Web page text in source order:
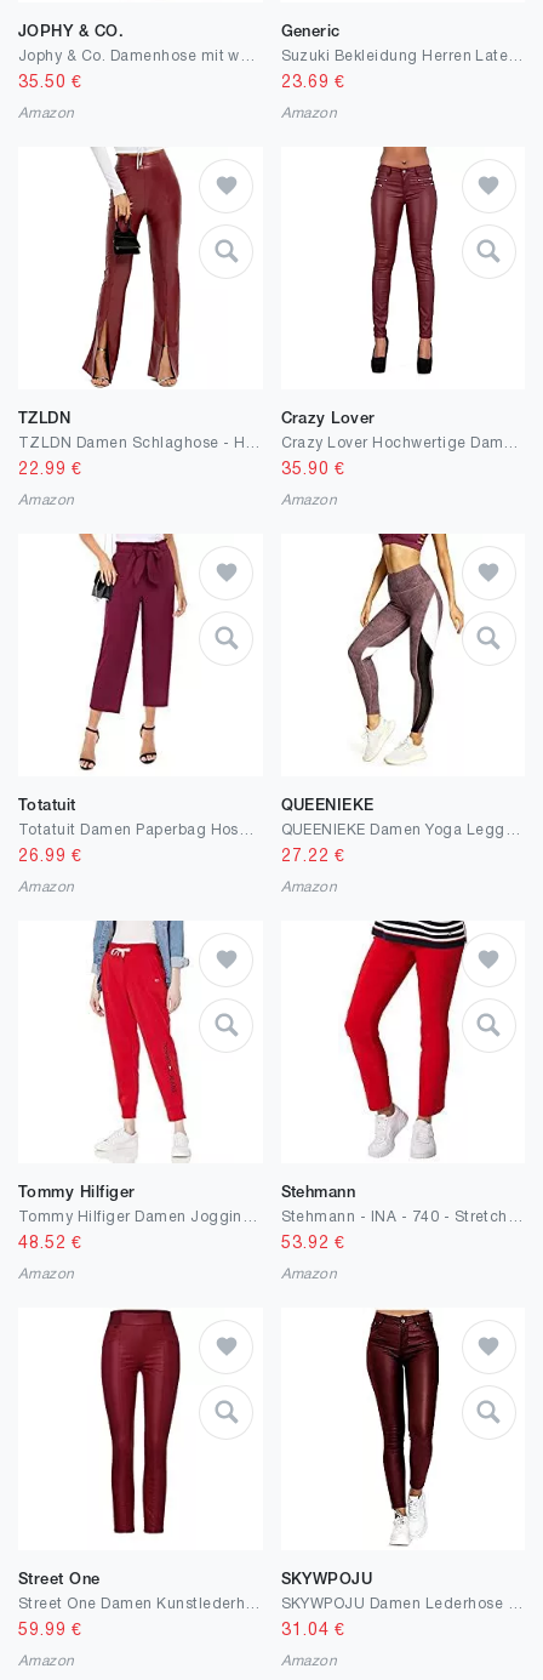
JOPHY & CO.
35.50 €
Amazon
Generic
23.69 €
Amazon
TZLDN
22.99 €
Amazon
Crazy Lover
35.90 €
Amazon
Totatuit
26.99 €
Amazon
QUEENIEKE
27.22 €
Amazon
Tommy Hilfiger
48.52 €
Amazon
Stehmann
53.92 €
Amazon
Street One
59.99 €
Amazon
SKYWPOJU
31.04 €
Amazon